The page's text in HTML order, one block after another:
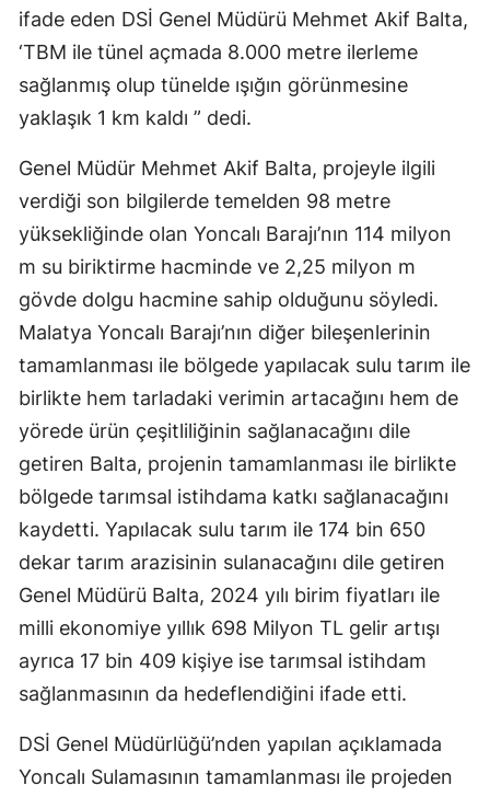
ifade eden DSİ Genel Müdürü Mehmet Akif Balta,
‘TBM ile tünel açmada 8.000 metre ilerleme
sağlanmış olup tünelde ışığın görünmesine
yaklaşık 1 km kaldı ” dedi.
Genel Müdür Mehmet Akif Balta, projeyle ilgili
verdiği son bilgilerde temelden 98 metre
yüksekliğinde olan Yoncalı Barajı’nın 114 milyon
m su biriktirme hacminde ve 2,25 milyon m
gövde dolgu hacmine sahip olduğunu söyledi.
Malatya Yoncalı Barajı’nın diğer bileşenlerinin
tamamlanması ile bölgede yapılacak sulu tarım ile
birlikte hem tarladaki verimin artacağını hem de
yörede ürün çeşitliliğinin sağlanacağını dile
getiren Balta, projenin tamamlanması ile birlikte
bölgede tarımsal istihdama katkı sağlanacağını
kaydetti. Yapılacak sulu tarım ile 174 bin 650
dekar tarım arazisinin sulanacağını dile getiren
Genel Müdürü Balta, 2024 yılı birim fiyatları ile
milli ekonomiye yıllık 698 Milyon TL gelir artışı
ayrıca 17 bin 409 kişiye ise tarımsal istihdam
sağlanmasının da hedeflendiğini ifade etti.
DSİ Genel Müdürlüğü’nden yapılan açıklamada
Yoncalı Sulamasının tamamlanması ile projeden